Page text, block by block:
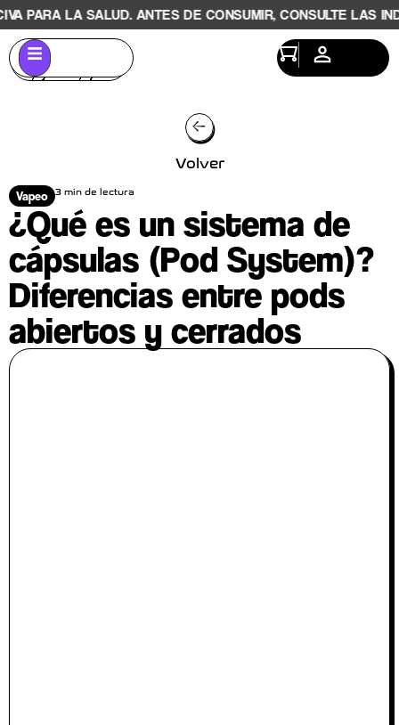
LA SALUD. ANTES DE CONSUMIR, CONSULTE LAS
Volver
Vapeo 3 min de lectura
¿Qué es un sistema de
cápsulas (Pod System)?
Diferencias entre pods
abiertos y cerrados